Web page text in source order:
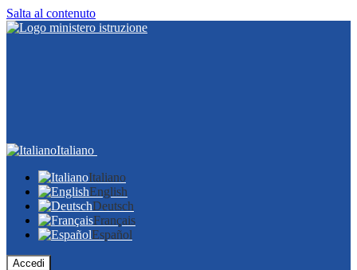
Salta al contenuto
Italiano
Italiano
English
Deutsch
Français
Español
Accedi